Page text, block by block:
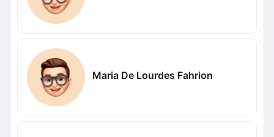
Maria De Lourdes Fahrion